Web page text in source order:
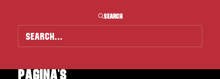
SEARCH
Pagina's